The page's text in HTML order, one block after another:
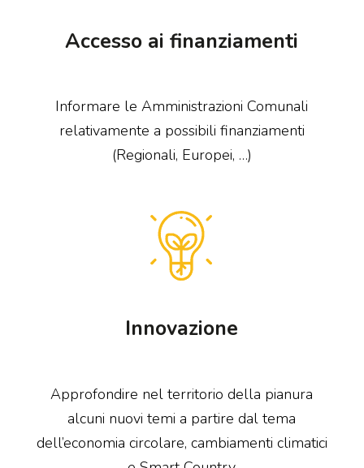
Accesso ai finanziamenti
Informare le Amministrazioni Comunali
relativamente a possibili finanziamenti
(Regionali, Europei, …)
Innovazione
Approfondire nel territorio della pianura
alcuni nuovi temi a partire dal tema
dell’economia circolare, cambiamenti climatici